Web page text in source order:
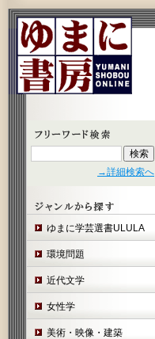
→詳細検索へ
ゆまに学芸選書ULULA
環境問題
近代文学
女性学
美術・映像・建築